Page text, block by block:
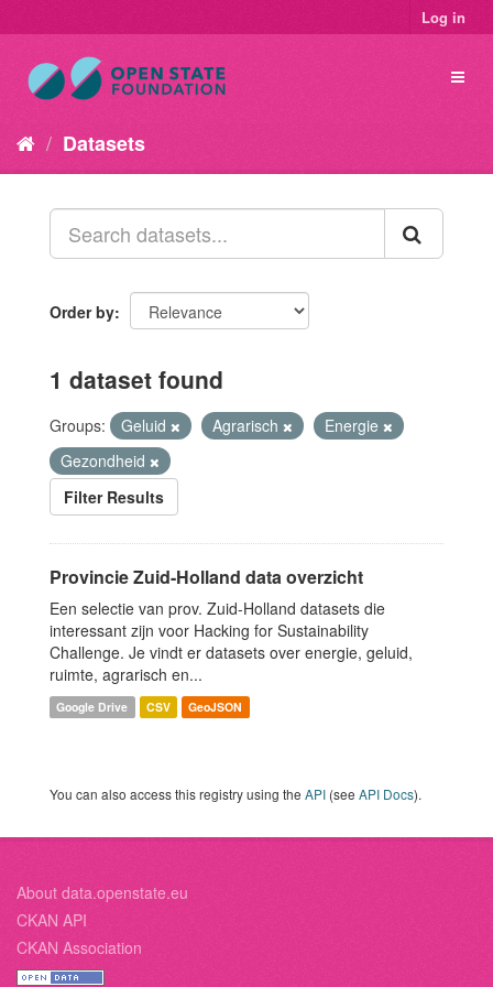
Log in
Datasets
Order by
1 dataset found
Groups: Geluid Agrarisch
Energie
Gezondheid
Filter Results
Provincie Zuid-Holland data overzicht
Een selectie van prov. Zuid-Holland datasets die
interessant zijn voor Hacking for Sustainability
Challenge. Je vindt er datasets over energie, geluid,
ruimte, agrarisch en...
Google Drive CSV GeoJSON
You can also access this registry using the API (see API Docs).
About data.openstate.eu
CKAN API
CKAN Association